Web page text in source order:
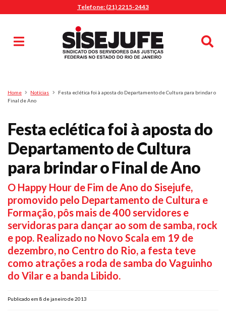
Telefone: (21) 2215-2443
Pesquisa
Home Notícias
Festa eclética foi à aposta do Departamento de Cultura para brindar o
Final de Ano
Festa eclética foi à aposta do
Departamento de Cultura
para brindar o Final de Ano
O Happy Hour de Fim de Ano do Sisejufe,
promovido pelo Departamento de Cultura e
Formação, pôs mais de 400 servidores e
servidoras para dançar ao som de samba, rock
e pop. Realizado no Novo Scala em 19 de
dezembro, no Centro do Rio, a festa teve
como atrações a roda de samba do Vaguinho
do Vilar e a banda Libido.
Publicado em 8 de janeiro de 2013
MENU
Sindicalize-se
Jurídico
O Sindicato
Agenda
Casa do Alto
Nossos Convênios
Gympass Wellhub
Seguro Auto
Plano de Saúde
Assistência Funeral
Pós-graduação